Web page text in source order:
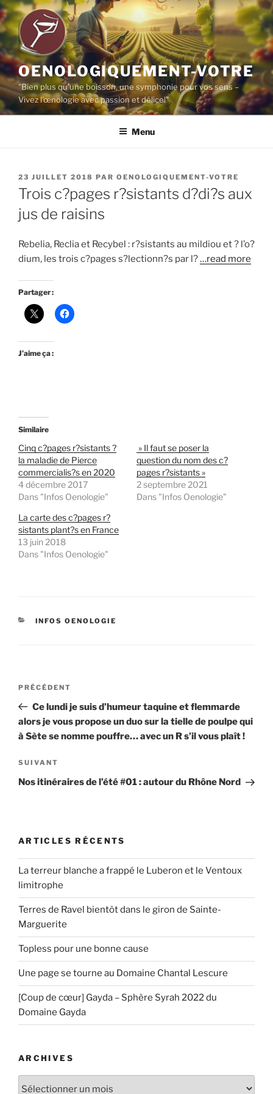
Aller
au
contenu
principal
OENOLOGIQUEMENT-VOTRE
"Bien plus qu'une boisson, une symphonie pour vos sens –
Vivez l'œnologie avec passion et délice!"
Menu
PUBLIÉ
LE
23 JUILLET 2018 PAR OENOLOGIQUEMENT-VOTRE
Trois c?pages r?sistants d?di?s aux
jus de raisins
Rebelia, Reclia et Recybel : r?sistants au mildiou et ? l’o?
dium, les trois c?pages s?lectionn?s par l?…read more
Partager :
J’aime ça :
Similaire
Cinq c?pages r?sistants ?
la maladie de Pierce
commercialis?s en 2020
4 décembre 2017
Dans "Infos Oenologie"
» Il faut se poser la
question du nom des c?
pages r?sistants »
2 septembre 2021
Dans "Infos Oenologie"
La carte des c?pages r?
sistants plant?s en France
13 juin 2018
Dans "Infos Oenologie"
CATÉGORIES
INFOS OENOLOGIE
Navigation
l’article
Article
précédent
PRÉCÉDENT
Ce lundi je suis d’humeur taquine et flemmarde
alors je vous propose un duo sur la tielle de poulpe qui
à Sète se nomme pouffre… avec un R s’il vous plaît !
Article
suivant
SUIVANT
Nos itinéraires de l’été #01 : autour du Rhône Nord
ARTICLES RÉCENTS
La terreur blanche a frappé le Luberon et le Ventoux
limitrophe
Terres de Ravel bientôt dans le giron de Sainte-
Marguerite
Topless pour une bonne cause
Une page se tourne au Domaine Chantal Lescure
[Coup de cœur] Gayda – Sphère Syrah 2022 du
Domaine Gayda
ARCHIVES